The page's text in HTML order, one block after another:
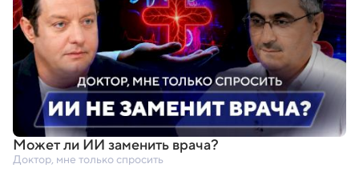
Может ли ИИ заменить врача?
Доктор, мне только спросить